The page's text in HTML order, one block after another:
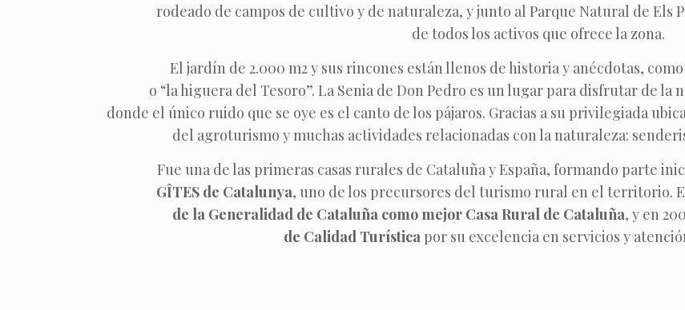
rodeado de campos de cultivo y de naturaleza, y junto al Parque Natural de Els
de todos los activos que ofrece la zona.
El jardín de 2.000 m2 y sus rincones están llenos de historia y anécdotas,
o “la higuera del Tesoro”. La Senia de Don Pedro es un lugar para disfrutar de
donde el único ruido que se oye es el canto de los pájaros. Gracias a su privilegiada
del agroturismo y muchas actividades relacionadas con la naturaleza:
Fue una de las primeras casas rurales de Cataluña y España, formando parte
GÎTES de Catalunya, uno de los precursores del turismo rural en el territorio.
de la Generalidad de Cataluña como mejor Casa Rural de Cataluña, y en
de Calidad Turística por su excelencia en servicios y